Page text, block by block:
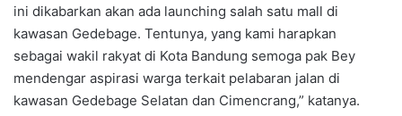
ini dikabarkan akan ada launching salah satu mall di
kawasan Gedebage. Tentunya, yang kami harapkan
sebagai wakil rakyat di Kota Bandung semoga pak Bey
mendengar aspirasi warga terkait pelabaran jalan di
kawasan Gedebage Selatan dan Cimencrang,” katanya.